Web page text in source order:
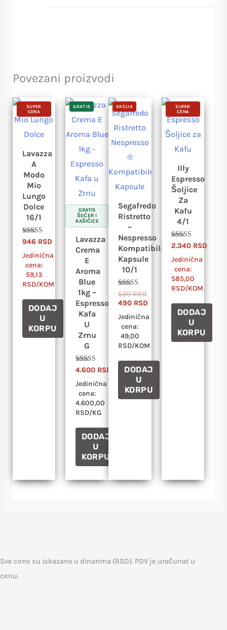
Povezani proizvodi
SUPER
CENA
Lavazza
A
Modo
Mio
Lungo
Dolce
16/1
Ocenjeno sa
4.83
od 5
946 RSD
Jedinična
cena:
59,13
RSD/KOM
DODAJ
U
KORPU
GRATIS
GRATIS
ŠEĆER I
KAŠIČICE
Lavazza
Crema
E
Aroma
Blue
1kg –
Espresso
Kafa
U
Zrnu
G
Ocenjeno sa
4.84
od 5
4.600 RSD
Jedinična
cena:
4.600,00
RSD/KG
DODAJ
U
KORPU
AKCIJA
Segafredo
Ristretto
–
Nespresso
Kompatibilne
Kapsule
10/1
Ocenjeno sa
4.88
od 5
530RSD
Originalna
cena
je
bila:
490 RSD
Trenutna
cena
490 RSD.
Jedinična
cena:
49,00
RSD/KOM
DODAJ
U
KORPU
SUPER
CENA
Illy
Espresso
Šoljice
Za
Kafu
4/1
Ocenjeno sa
5.00
od 5
2.340 RSD
Jedinična
cena:
585,00
RSD/KOM
DODAJ
U
KORPU
Sve cene su iskazane u dinarima (RSD). PDV je uračunat u
cenu.